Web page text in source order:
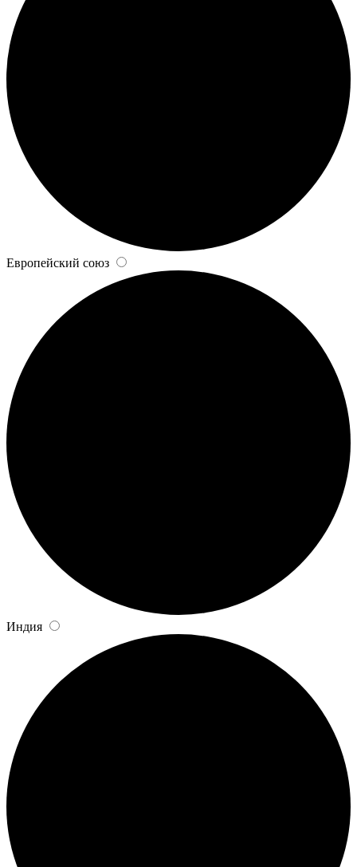
Европейский союз
Индия